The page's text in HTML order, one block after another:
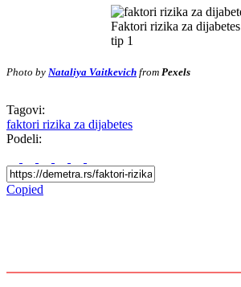
Faktori rizika za dijabetes
tip 1
Photo by Nataliya Vaitkevich from Pexels
Tagovi:
faktori rizika za dijabetes
Podeli:
Copied